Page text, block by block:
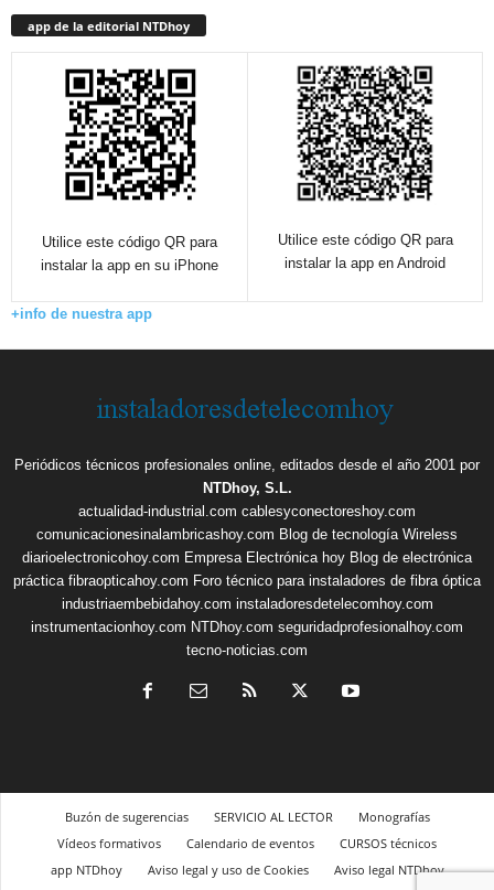
app de la editorial NTDhoy
Utilice este código QR para
instalar la app en su iPhone
Utilice este código QR para
instalar la app en Android
+info de nuestra app
Periódicos técnicos profesionales online, editados desde el año 2001 por
NTDhoy, S.L.
actualidad-industrial.com cablesyconectoreshoy.com
comunicacionesinalambricashoy.com Blog de tecnología Wireless
diarioelectronicohoy.com Empresa Electrónica hoy Blog de electrónica
práctica fibraopticahoy.com Foro técnico para instaladores de fibra óptica
industriaembebidahoy.com instaladoresdetelecomhoy.com
instrumentacionhoy.com NTDhoy.com seguridadprofesionalhoy.com
tecno-noticias.com
Buzón de sugerencias SERVICIO AL LECTOR
Monografías
Vídeos formativos
Calendario de eventos
CURSOS técnicos
app NTDhoy
Aviso legal y uso de Cookies Aviso legal NTDhoy